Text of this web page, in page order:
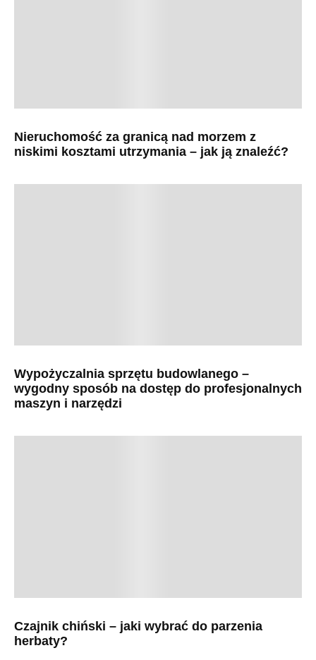
Nieruchomość za granicą nad morzem z
niskimi kosztami utrzymania – jak ją znaleźć?
Wypożyczalnia sprzętu budowlanego –
wygodny sposób na dostęp do profesjonalnych
maszyn i narzędzi
Czajnik chiński – jaki wybrać do parzenia
herbaty?